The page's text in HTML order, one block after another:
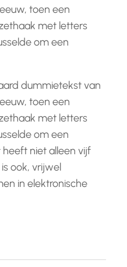
toen een
met letters
om een
dummietekst van
toen een
met letters
om een
niet alleen vijf
ook, vrijwel
in elektronische